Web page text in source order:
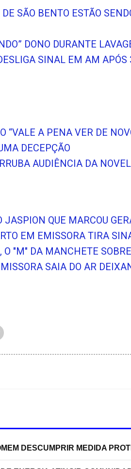
SÃO BENTO ESTÃO
DONO DURANTE
SINAL EM AM
“VALE A PENA VER DE
DECEPÇÃO
AUDIÊNCIA DA
JASPION QUE MARCOU
EM EMISSORA TIRA
O "M" DA MANCHETE
SAIA DO AR
DESCUMPRIR MEDIDA